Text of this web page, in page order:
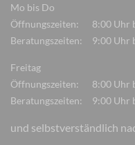
Mo bis Do
Öffnungszeiten:
8:00 Uhr
Beratungszeiten:
9:00 Uhr
Freitag
Öffnungszeiten:
8:00 Uhr
Beratungszeiten:
9:00 Uhr
und selbstverständlich